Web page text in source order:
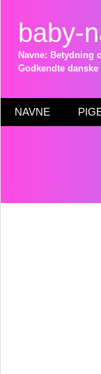
baby-
Navne: Betydning
Godkendte
NAVNE